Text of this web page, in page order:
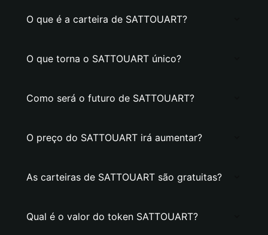
O que é a carteira de SATTOUART?
O que torna o SATTOUART único?
Como será o futuro de SATTOUART?
O preço do SATTOUART irá aumentar?
As carteiras de SATTOUART são gratuitas?
Qual é o valor do token SATTOUART?